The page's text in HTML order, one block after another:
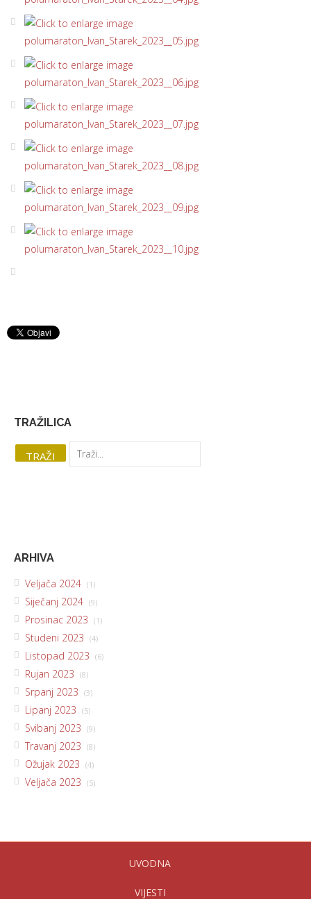
TRAŽILICA
ARHIVA
Veljača 2024 (1)
Siječanj 2024 (9)
Prosinac 2023 (1)
Studeni 2023 (4)
Listopad 2023 (6)
Rujan 2023 (8)
Srpanj 2023 (3)
Lipanj 2023 (5)
Svibanj 2023 (9)
Travanj 2023 (8)
Ožujak 2023 (4)
Veljača 2023 (5)
UVODNA
VIJESTI